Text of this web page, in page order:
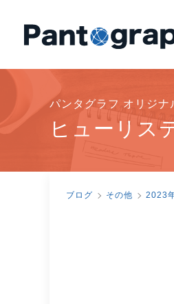
パンタグラフ オリジナ
ヒューリス
ブログ その他 2023